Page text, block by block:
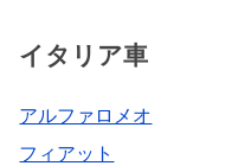
イタリア車
アルファロメオ
フィアット